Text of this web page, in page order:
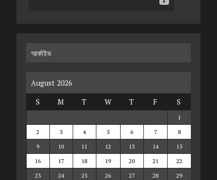
আর্কাইভ
August 2026
S
M T W T F S
1
2
3 4 5 6 7
8
9
10 11 12 13 14
15
16
17 18 19 20 21
22
23
24 25 26 27 28
29